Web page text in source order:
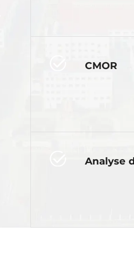
CMOR
Analyse